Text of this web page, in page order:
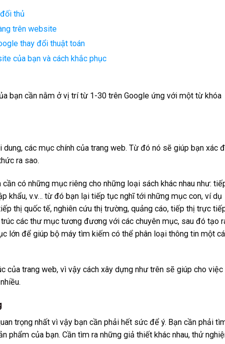
thủ
trên website
thay đổi thuật toán
của bạn và cách khắc phục
bạn cần nằm ở vị trí từ 1-30 trên Google ứng với một từ khóa
các mục chính của trang web. Từ đó nó sẽ giúp bạn xác
ra sao.
có những mục riêng cho những loại sách khác nhau như:
khẩu, v.v… từ đó bạn lại tiếp tục nghĩ tới những mục con, ví dụ
thị quốc tế, nghiên cứu thị trường, quảng cáo, tiếp thị trực
các thư mục tương đương với các chuyên mục, sau đó tạo
lớn để giúp bộ máy tìm kiếm có thể phân loại thông tin một
của trang web, vì vậy cách xây dựng như trên sẽ giúp cho
trọng nhất vì vậy bạn cần phải hết sức để ý. Bạn cần phải
phẩm của bạn. Cần tìm ra những giả thiết khác nhau, thử